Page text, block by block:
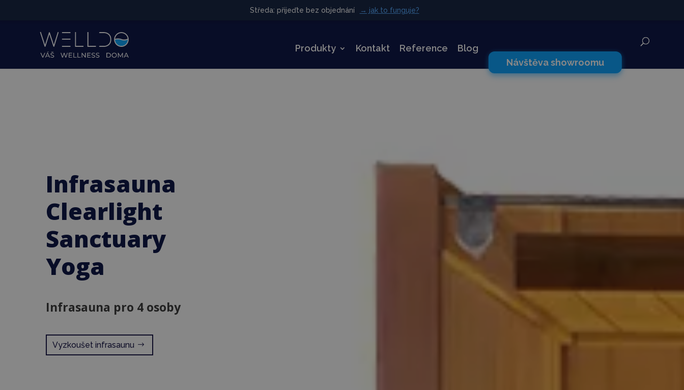
Produkty Kontakt Reference
Blog
Návštěva showroomu
Infrasauna
Clearlight
Sanctuary
Yoga
Infrasauna pro 4 osoby
Vyzkoušet infrasaunu
Středa: přijeďte bez objednání → jak to funguje?
Středa: přijeďte bez objednání → jak to funguje?